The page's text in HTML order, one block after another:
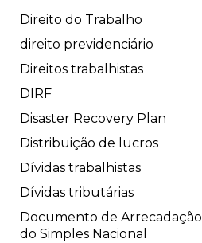
Direito do Trabalho
direito previdenciário
Direitos trabalhistas
DIRF
Disaster Recovery Plan
Distribuição de lucros
Dívidas trabalhistas
Dívidas tributárias
Documento de Arrecadação
do Simples Nacional